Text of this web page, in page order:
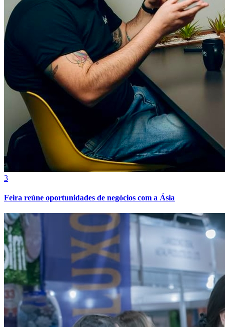
Vitória
3
Feira reúne oportunidades de negócios com a Ásia